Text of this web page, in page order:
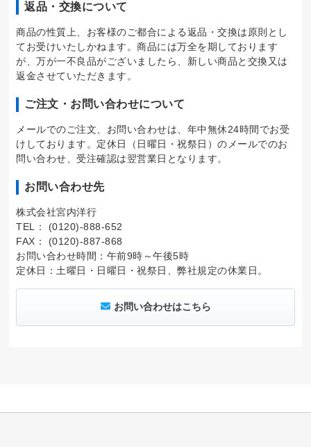
返品・交換について
商品の性質上、お客様のご都合による返品・交換は原則とし
てお受けいたしかねます。商品には万全を期しております
が、万が一不良品がございましたら、新しい商品と交換又は
返金させていただきます。
ご注文・お問い合わせについて
メールでのご注文、お問い合わせは、年中無休24時間でお受
けしております。定休日（日曜日・祝祭日）のメールでのお
問い合わせ、受注確認は翌営業日となります。
お問い合わせ先
株式会社宮内洋行
TEL： (0120)-888-652
FAX： (0120)-887-868
お問い合わせ時間：午前9時～午後5時
定休日：土曜日・日曜日・祝祭日、弊社規定の休業日。
お問い合わせはこちら